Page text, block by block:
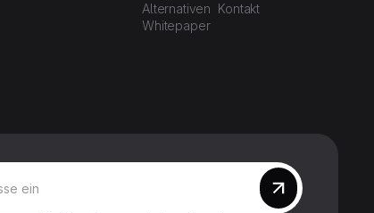
Alternativen
Whitepaper
Kontakt